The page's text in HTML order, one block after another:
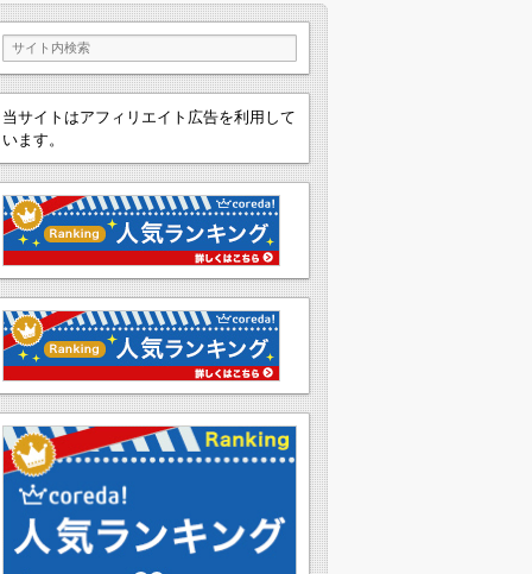
当サイトはアフィリエイト広告を利用して
います。